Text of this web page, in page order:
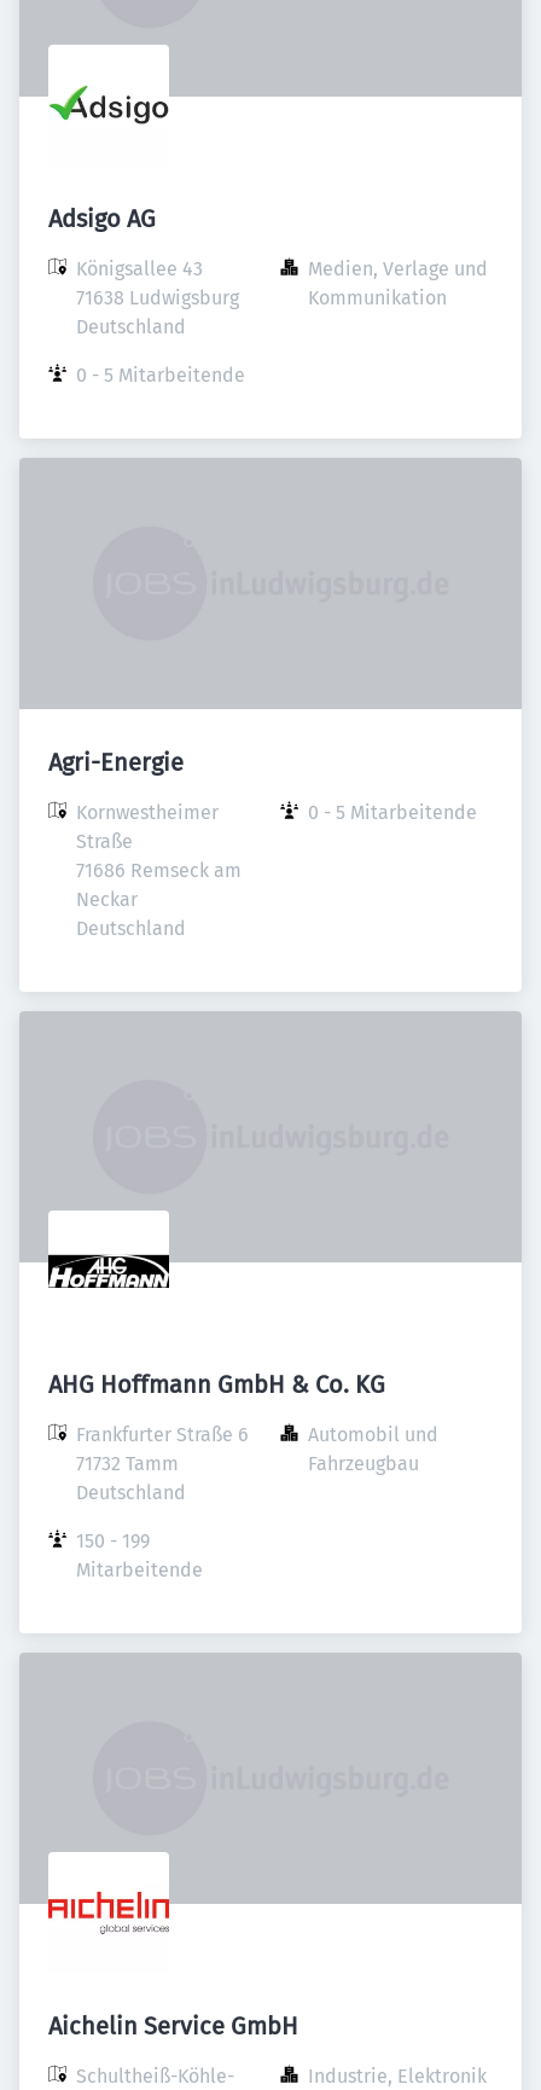
Adsigo AG
Königsallee 43
71638 Ludwigsburg
Deutschland
Medien, Verlage und
Kommunikation
0 - 5 Mitarbeitende
Agri-Energie
Kornwestheimer
Straße
71686 Remseck am
Neckar
Deutschland
0 - 5 Mitarbeitende
AHG Hoffmann GmbH & Co. KG
Frankfurter Straße 6
71732 Tamm
Deutschland
Automobil und
Fahrzeugbau
150 - 199
Mitarbeitende
Aichelin Service GmbH
Schultheiß-Köhle-
Industrie, Elektronik